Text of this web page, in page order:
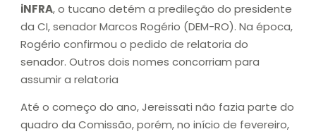
iNFRA, o tucano detém a predileção do presidente
da CI, senador Marcos Rogério (DEM-RO). Na época,
Rogério confirmou o pedido de relatoria do
senador. Outros dois nomes concorriam para
assumir a relatoria
Até o começo do ano, Jereissati não fazia parte do
quadro da Comissão, porém, no início de fevereiro,